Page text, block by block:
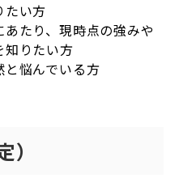
たい方
たり、現時点の強みや
知りたい方
悩んでいる方